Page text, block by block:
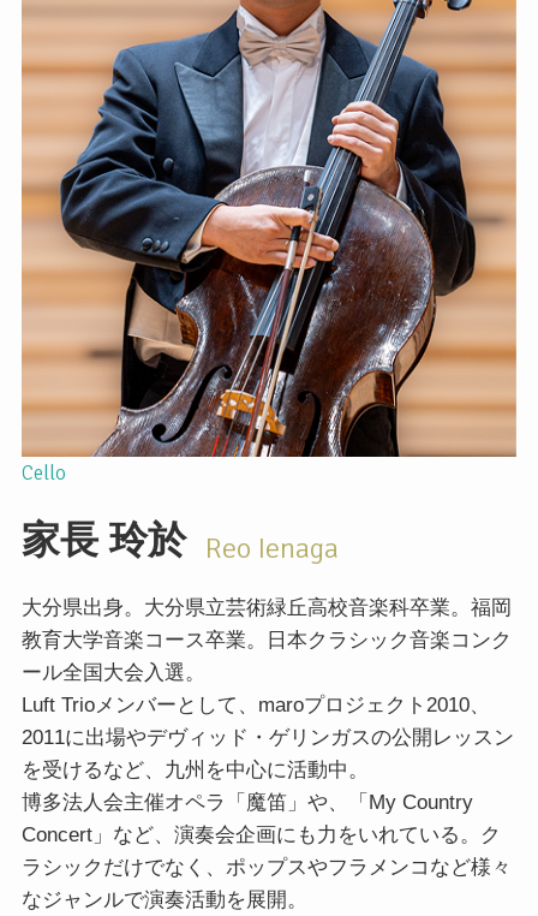
Cello
家長 玲於 Reo Ienaga
大分県出身。大分県立芸術緑丘高校音楽科卒業。福岡
教育大学音楽コース卒業。日本クラシック音楽コンク
ール全国大会入選。
Luft Trioメンバーとして、maroプロジェクト2010、
2011に出場やデヴィッド・ゲリンガスの公開レッスン
を受けるなど、九州を中心に活動中。
博多法人会主催オペラ「魔笛」や、「My Country
Concert」など、演奏会企画にも力をいれている。ク
ラシックだけでなく、ポップスやフラメンコなど様々
なジャンルで演奏活動を展開。